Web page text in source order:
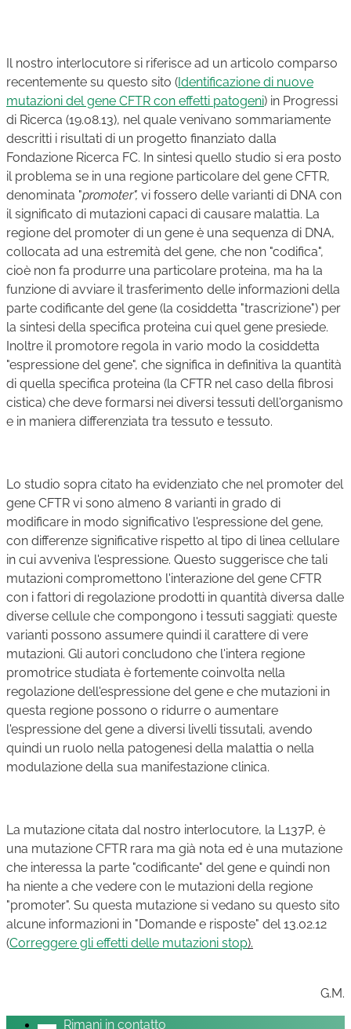
Il nostro interlocutore si riferisce ad un articolo comparso
recentemente su questo sito (Identificazione di nuove
mutazioni del gene CFTR con effetti patogeni) in Progressi
di Ricerca (19.08.13), nel quale venivano sommariamente
descritti i risultati di un progetto finanziato dalla
Fondazione Ricerca FC. In sintesi quello studio si era posto
il problema se in una regione particolare del gene CFTR,
denominata "promoter", vi fossero delle varianti di DNA con
il significato di mutazioni capaci di causare malattia. La
regione del promoter di un gene è una sequenza di DNA,
collocata ad una estremità del gene, che non "codifica",
cioè non fa produrre una particolare proteina, ma ha la
funzione di avviare il trasferimento delle informazioni della
parte codificante del gene (la cosiddetta "trascrizione") per
la sintesi della specifica proteina cui quel gene presiede.
Inoltre il promotore regola in vario modo la cosiddetta
"espressione del gene", che significa in definitiva la quantità
di quella specifica proteina (la CFTR nel caso della fibrosi
cistica) che deve formarsi nei diversi tessuti dell'organismo
e in maniera differenziata tra tessuto e tessuto.
Lo studio sopra citato ha evidenziato che nel promoter del
gene CFTR vi sono almeno 8 varianti in grado di
modificare in modo significativo l'espressione del gene,
con differenze significative rispetto al tipo di linea cellulare
in cui avveniva l'espressione. Questo suggerisce che tali
mutazioni compromettono l'interazione del gene CFTR
con i fattori di regolazione prodotti in quantità diversa dalle
diverse cellule che compongono i tessuti saggiati: queste
varianti possono assumere quindi il carattere di vere
mutazioni. Gli autori concludono che l'intera regione
promotrice studiata è fortemente coinvolta nella
regolazione dell'espressione del gene e che mutazioni in
questa regione possono o ridurre o aumentare
l'espressione del gene a diversi livelli tissutali, avendo
quindi un ruolo nella patogenesi della malattia o nella
modulazione della sua manifestazione clinica.
La mutazione citata dal nostro interlocutore, la L137P, è
una mutazione CFTR rara ma già nota ed è una mutazione
che interessa la parte "codificante" del gene e quindi non
ha niente a che vedere con le mutazioni della regione
"promoter". Su questa mutazione si vedano su questo sito
alcune informazioni in "Domande e risposte" del 13.02.12
(Correggere gli effetti delle mutazioni stop).
G.M.
Rimani in contatto